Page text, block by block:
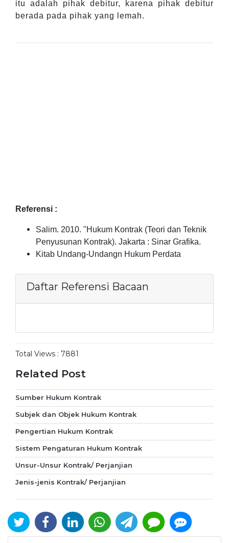
itu adalah pihak debitur, karena pihak debitur
berada pada pihak yang lemah.
Referensi :
Salim. 2010. "Hukum Kontrak (Teori dan Teknik
Penyusunan Kontrak). Jakarta : Sinar Grafika.
Kitab Undang-Undangn Hukum Perdata
Daftar Referensi Bacaan
Total Views : 7881
Related Post
Sumber Hukum Kontrak
Subjek dan Objek Hukum Kontrak
Pengertian Hukum Kontrak
Sistem Pengaturan Hukum Kontrak
Unsur-Unsur Kontrak/ Perjanjian
Jenis-jenis Kontrak/ Perjanjian